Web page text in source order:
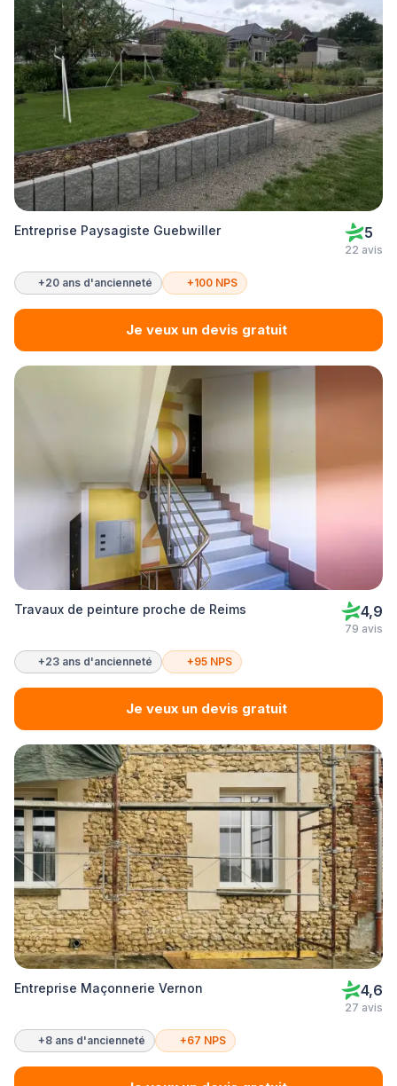
Entreprise Paysagiste Guebwiller 5
22 avis
+20 ans d'ancienneté +100 NPS
Je veux un devis gratuit
Travaux de peinture proche de Reims 4,9
79 avis
+23 ans d'ancienneté +95 NPS
Je veux un devis gratuit
Entreprise Maçonnerie Vernon 4,6
27 avis
+8 ans d'ancienneté +67 NPS